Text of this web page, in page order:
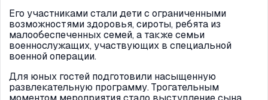
Его участниками стали дети с ограниченными
возможностями здоровья, сироты, ребята из
малообеспеченных семей, а также семьи
военнослужащих, участвующих в специальной
военной операции.
Для юных гостей подготовили насыщенную
развлекательную программу. Трогательным